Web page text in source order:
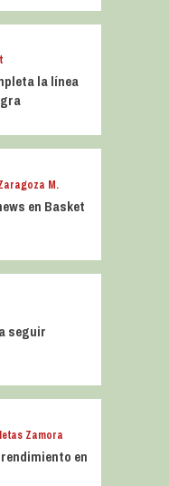
la línea
M.
en Basket
seguir
Zamora
en